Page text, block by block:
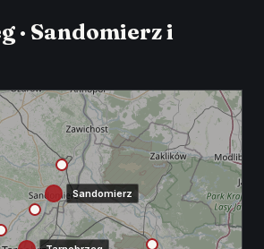
· Sandomierz i
Sandomierz